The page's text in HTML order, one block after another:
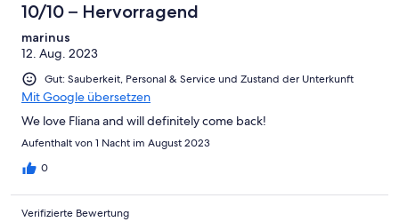
10/10 – Hervorragend
marinus
12. Aug. 2023
Gut: Sauberkeit, Personal & Service und Zustand der Unterkunft
Mit Google übersetzen
We love Fliana and will definitely come back!
Aufenthalt von 1 Nacht im August 2023
0
Verifizierte Bewertung